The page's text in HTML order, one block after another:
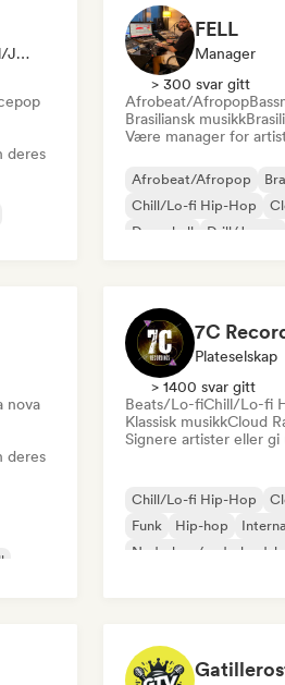
Plateselskap, Mediekanal/journalist
deres
FELL
Manager
> 300 svar gitt
Afrobeat/Afropop
Brasiliansk musikk
Være manager for
Afrobeat/Afropop
Chill/Lo-fi Hip-Hop
Dancehall
Drill/Jersey
nova
deres
7C
Plateselskap
> 1400 svar gitt
Beats/Lo-fiChill/Lo-fi
Klassisk musikkCloud
Signere artister eller gi
Chill/Lo-fi Hip-Hop
Funk
Hip-hop
Nederhop/nederlandsk